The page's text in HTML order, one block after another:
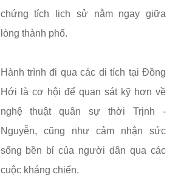
chứng tích lịch sử nằm ngay giữa
lòng thành phố.
Hành trình đi qua các di tích tại Đồng
Hới là cơ hội để quan sát kỹ hơn về
nghệ thuật quân sự thời Trịnh -
Nguyễn, cũng như cảm nhận sức
sống bền bỉ của người dân qua các
cuộc kháng chiến.